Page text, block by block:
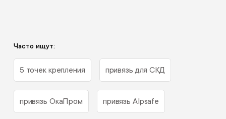
Часто ищут:
5 точек крепления привязь для СКД
привязь ОкаПром привязь Alpsafe